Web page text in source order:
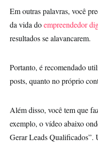
Em outras palavras, você
da vida doempreendedor
resultados se alavancarem.
Portanto, é recomendado
posts, quanto no próprio
Além disso, você tem que
exemplo, o vídeo abaixo
Gerar Leads Qualificados”.